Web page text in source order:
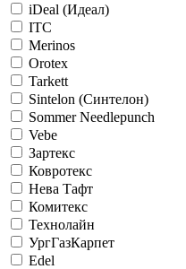
iDeal (Идеал)
ITC
Merinos
Orotex
Tarkett
Sintelon (Синтелон)
Sommer Needlepunch
Vebe
Зартекс
Ковротекс
Нева Тафт
Комитекс
Технолайн
УргГазКарпет
Edel